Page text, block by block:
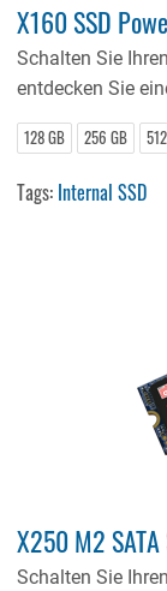
X160 SSD
Schalten Sie
entdecken Sie
128 GB 256 GB
Tags: Internal SSD
X250 M2
Schalten Sie